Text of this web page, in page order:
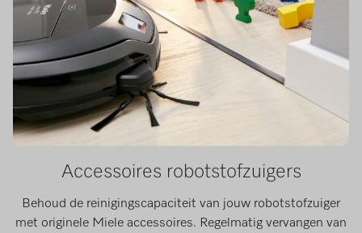
Accessoires robotstofzuigers
Behoud de reinigingscapaciteit van jouw robotstofzuiger
met originele Miele accessoires. Regelmatig vervangen van